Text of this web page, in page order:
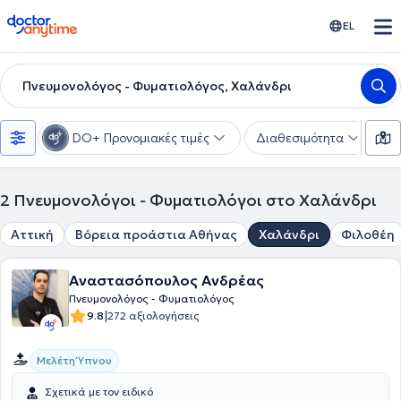
doctoranytime EL
Πνευμονολόγος - Φυματιολόγος, Χαλάνδρι
DO+ Προνομιακές τιμές Διαθεσιμότητα
2 Πνευμονολόγοι - Φυματιολόγοι στο Χαλάνδρι
Αττική Βόρεια προάστια Αθήνας Χαλάνδρι Φιλοθέη
Αναστασόπουλος Ανδρέας
Πνευμονολόγος - Φυματιολόγος
9.8|272 αξιολογήσεις
Μελέτη Ύπνου
Σχετικά με τον ειδικό